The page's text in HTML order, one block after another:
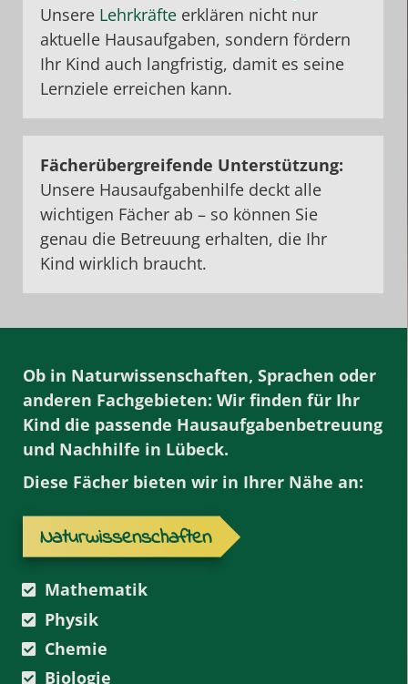
Unsere Lehrkräfte erklären nicht nur
aktuelle Hausaufgaben, sondern fördern
Ihr Kind auch langfristig, damit es seine
Lernziele erreichen kann.
Fächerübergreifende Unterstützung:
Unsere Hausaufgabenhilfe deckt alle
wichtigen Fächer ab – so können Sie
genau die Betreuung erhalten, die Ihr
Kind wirklich braucht.
Ob in Naturwissenschaften, Sprachen oder
anderen Fachgebieten: Wir finden für Ihr
Kind die passende Hausaufgabenbetreuung
und Nachhilfe in Lübeck.
Diese Fächer bieten wir in Ihrer Nähe an:
Naturwissenschaften
Mathematik
Physik
Chemie
Biologie